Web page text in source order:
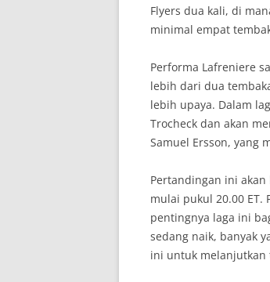
Flyers dua kali, di
minimal empat
Performa Lafreniere
lebih dari dua
lebih upaya. Dalam
Trocheck dan akan
Samuel Ersson, yang
Pertandingan ini
mulai pukul 20.00
pentingnya laga ini
sedang naik, banyak
ini untuk melanjutkan